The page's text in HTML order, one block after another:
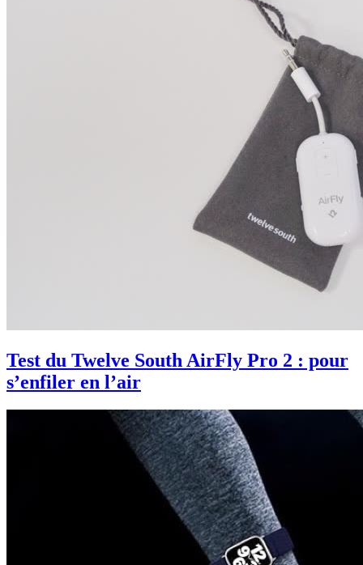
Test du Twelve South AirFly Pro 2 : pour
s’enfiler en l’air